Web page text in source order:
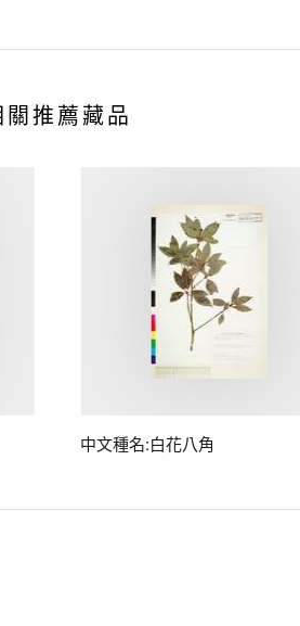
關推薦藏品
中文種名:白花八角